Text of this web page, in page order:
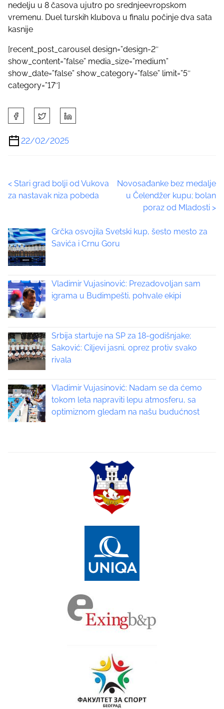
nedelju u 8 časova ujutro po srednjeevropskom
vremenu. Duel turskih klubova u finalu počinje dva sata
kasnije
[recent_post_carousel design=”design-2″
show_content=”false” media_size=”medium”
show_date=”false” show_category=”false” limit=”5″
category=”17″]
h
a
r
h
i
o
s
t
n
:
22/02/2025
P
s
t
s
n
a
i
g
a
t
< Stari grad bolji od Vukova
za nastavak niza pobeda
Novosađanke bez medalje
u Čelendžer kupu; bolan
poraz od Mladosti >
Grčka osvojila Svetski kup, šesto mesto za
Savića i Crnu Goru
Vladimir Vujasinović: Prezadovoljan sam
igrama u Budimpešti, pohvale ekipi
Srbija startuje na SP za 18-godišnjake;
Saković: Ciljevi jasni, oprez protiv svako
rivala
Vladimir Vujasinović: Nadam se da ćemo
tokom leta napraviti lepu atmosferu, sa
optimiznom gledam na našu budućnost